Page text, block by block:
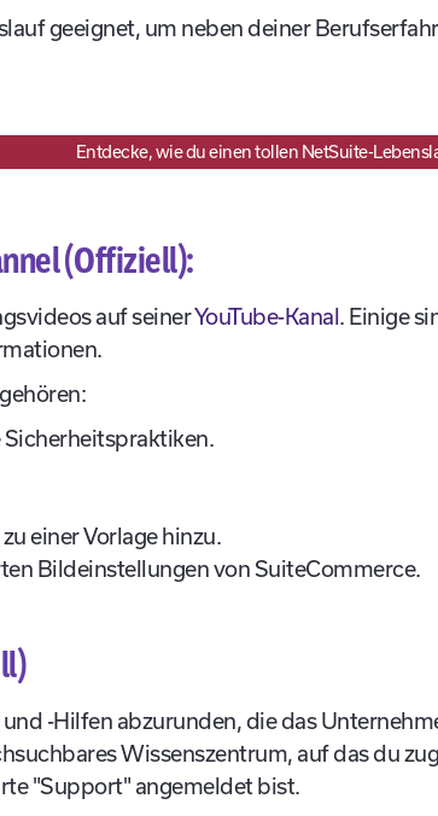
geeignet, um neben deiner
Entdecke, wie du einen tollen NetSuite-
(Offiziell):
auf seinerYouTube-Kanal. Einige
einer Vorlage hinzu.
Bildeinstellungen von SuiteCommerce.
-Hilfen abzurunden, die das
Wissenszentrum, auf das du
"Support" angemeldet bist.